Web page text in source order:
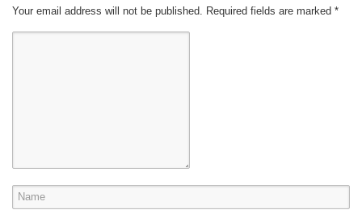
Your email address will not be published. Required fields are marked *